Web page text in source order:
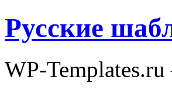
Русские
WP-Templates.ru